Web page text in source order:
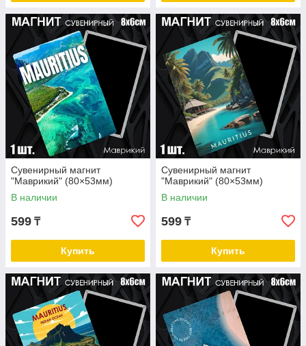
Сувенирный магнит
"Маврикий" (80×53мм)
В наличии
599 ₸
Купить
Сувенирный магнит
"Маврикий" (80×53мм)
В наличии
599 ₸
Купить